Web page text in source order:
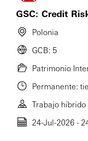
GSC: Credit
Polonia
GCB: 5
Patrimonio
Permanente:
Trabajo híbrido
24-Jul-2026 -